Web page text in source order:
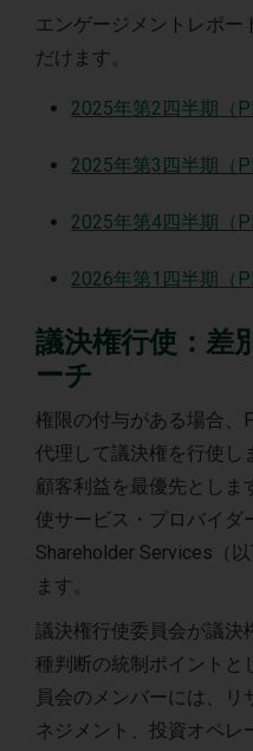
エンゲージメントレポー
だけます。
2025年第2四半期（
2025年第3四半期（
2025年第4四半期（
2026年第1四半期（
議決権行使：差
ーチ
権限の付与がある場合、
代理して議決権を行使し
顧客利益を最優先としま
使サービス・プロバイダ
Shareholder Services（
ます。
議決権行使委員会が議決
種判断の統制ポイントと
員会のメンバーには、リ
ネジメント、投資オペレ